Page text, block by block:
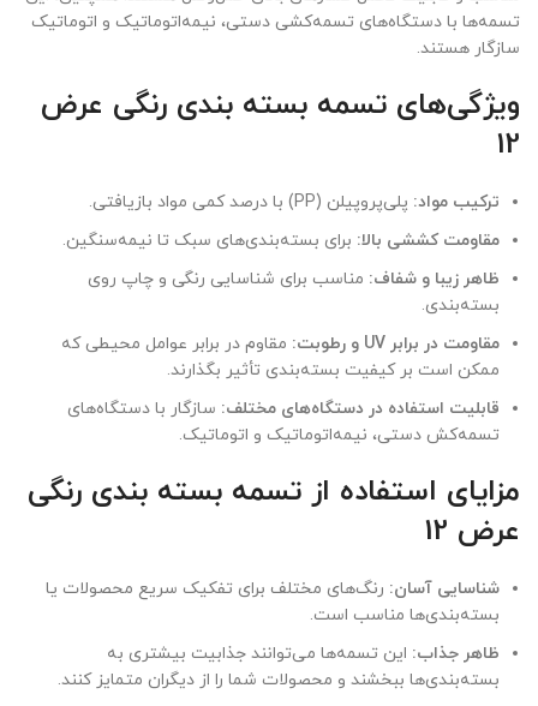
تسمه‌ها با دستگاه‌های تسمه‌کشی دستی، نیمه‌اتوماتیک و اتوماتیک
سازگار هستند.
ویژگی‌های تسمه بسته بندی رنگی عرض
12
ترکیب مواد: پلی‌پروپیلن (PP) با درصد کمی مواد بازیافتی.
مقاومت کششی بالا: برای بسته‌بندی‌های سبک تا نیمه‌سنگین.
ظاهر زیبا و شفاف: مناسب برای شناسایی رنگی و چاپ روی
بسته‌بندی.
مقاومت در برابر UV و رطوبت:
مقاوم در برابر عوامل محیطی که
ممکن است بر کیفیت بسته‌بندی تأثیر بگذارند.
قابلیت استفاده در دستگاه‌های مختلف: سازگار با دستگاه‌های
تسمه‌کش دستی، نیمه‌اتوماتیک و اتوماتیک.
مزایای استفاده از تسمه بسته بندی رنگی
عرض 12
شناسایی آسان: رنگ‌های مختلف برای تفکیک سریع محصولات یا
بسته‌بندی‌ها مناسب است.
ظاهر جذاب: این تسمه‌ها می‌توانند جذابیت بیشتری به
بسته‌بندی‌ها ببخشند و محصولات شما را از دیگران متمایز کنند.